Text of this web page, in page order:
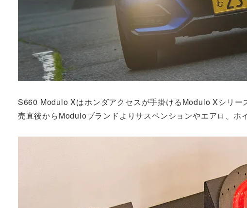
S660 Modulo Xはホンダアクセスが手掛けるModulo Xシリ
売直後からModuloブランドよりサスペンションやエアロ、ホ